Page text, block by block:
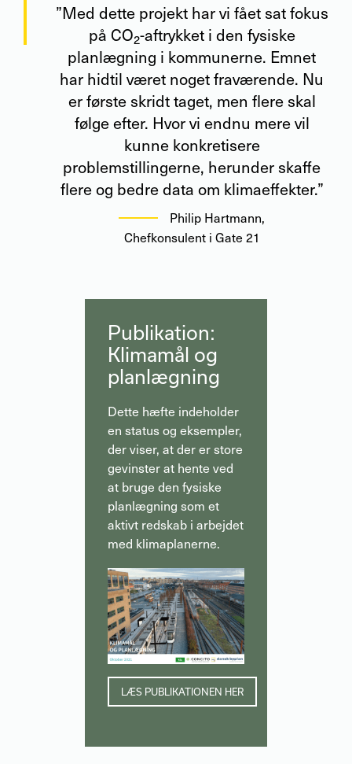
”Med dette projekt har vi fået sat fokus
på CO2-aftrykket i den fysiske
planlægning i kommunerne. Emnet
har hidtil været noget fraværende. Nu
er første skridt taget, men flere skal
følge efter. Hvor vi endnu mere vil
kunne konkretisere
problemstillingerne, herunder skaffe
flere og bedre data om klimaeffekter.”
Philip Hartmann,
Chefkonsulent i Gate 21
Publikation:
Klimamål og
planlægning
Dette hæfte indeholder
en status og eksempler,
der viser, at der er store
gevinster at hente ved
at bruge den fysiske
planlægning som et
aktivt redskab i arbejdet
med klimaplanerne.
LÆS PUBLIKATIONEN HER